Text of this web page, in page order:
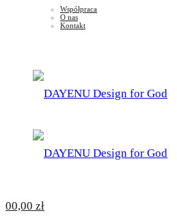
Współpraca
O nas
Kontakt
00,00 zł